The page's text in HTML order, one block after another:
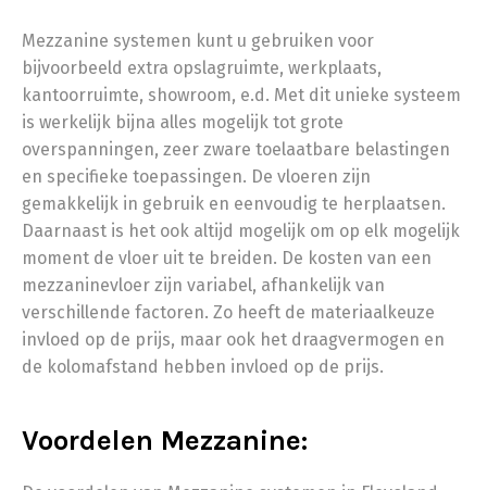
Mezzanine systemen kunt u gebruiken voor
bijvoorbeeld extra opslagruimte, werkplaats,
kantoorruimte, showroom, e.d. Met dit unieke systeem
is werkelijk bijna alles mogelijk tot grote
overspanningen, zeer zware toelaatbare belastingen
en specifieke toepassingen. De vloeren zijn
gemakkelijk in gebruik en eenvoudig te herplaatsen.
Daarnaast is het ook altijd mogelijk om op elk mogelijk
moment de vloer uit te breiden. De kosten van een
mezzaninevloer zijn variabel, afhankelijk van
verschillende factoren. Zo heeft de materiaalkeuze
invloed op de prijs, maar ook het draagvermogen en
de kolomafstand hebben invloed op de prijs.
Voordelen Mezzanine: